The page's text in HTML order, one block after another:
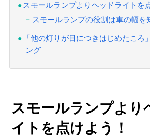
スモールランプよりヘッドライトを
スモールランプの役割は車の幅を
「他の灯りが目につきはじめたころ
ング
スモールランプより
イトを点けよう！